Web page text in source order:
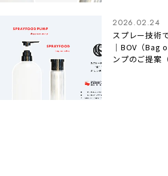
2026.02.24
スプレー技術
｜BOV（Bag
ンプのご提案